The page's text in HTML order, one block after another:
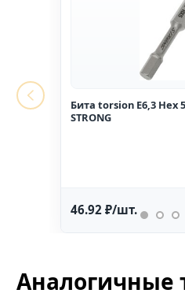
Бита torsion E6,3 Hex
STRONG
46.92 ₽/шт.
Аналогичные